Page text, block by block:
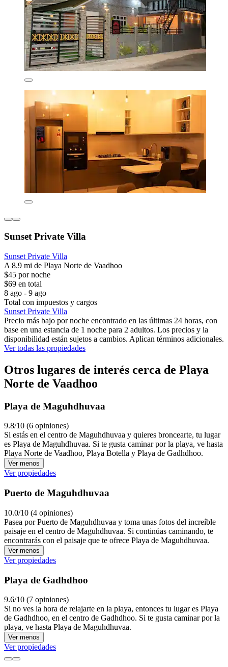
Sunset Private Villa
Sunset Private Villa
A 8.9 mi de Playa Norte de Vaadhoo
$45 por noche
$69 en total
8 ago - 9 ago
Total con impuestos y cargos
Sunset Private Villa
Precio más bajo por noche encontrado en las últimas 24 horas, con
base en una estancia de 1 noche para 2 adultos. Los precios y la
disponibilidad están sujetos a cambios. Aplican términos adicionales.
Ver todas las propiedades
Otros lugares de interés cerca de Playa
Norte de Vaadhoo
Playa de Maguhdhuvaa
9.8/10 (6 opiniones)
Si estás en el centro de Maguhdhuvaa y quieres broncearte, tu lugar
es Playa de Maguhdhuvaa. Si te gusta caminar por la playa, ve hasta
Playa Norte de Vaadhoo, Playa Botella y Playa de Gadhdhoo.
Ver menos
Ver propiedades
Puerto de Maguhdhuvaa
10.0/10 (4 opiniones)
Pasea por Puerto de Maguhdhuvaa y toma unas fotos del increíble
paisaje en el centro de Maguhdhuvaa. Si continúas caminando, te
encontrarás con el paisaje que te ofrece Playa de Maguhdhuvaa.
Ver menos
Ver propiedades
Playa de Gadhdhoo
9.6/10 (7 opiniones)
Si no ves la hora de relajarte en la playa, entonces tu lugar es Playa
de Gadhdhoo, en el centro de Gadhdhoo. Si te gusta caminar por la
playa, ve hasta Playa de Maguhdhuvaa.
Ver menos
Ver propiedades